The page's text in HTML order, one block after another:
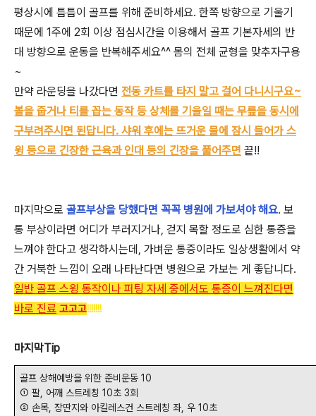
평상시에 틈틈이 골프를 위해 준비하세요. 한쪽 방향으로 기울기
때문에 1주에 2회 이상 점심시간을 이용해서 골프 기본자세의 반
대 방향으로 운동을 반복해주세요^^ 몸의 전체 균형을 맞추자구용
~
만약 라운딩을 나갔다면 전동 카트를 타지 말고 걸어 다니시구요~
볼을 줍거나 티를 꼽는 동작 등 상체를 기울일 때는 무릎을 동시에
구부려주시면 된답니다. 샤워 후에는 뜨거운 물에 잠시 들어가 스
윙 등으로 긴장한 근육과 인대 등의 긴장을 풀어주면 끝!!
마지막으로 골프부상을 당했다면 꼭꼭 병원에 가보셔야 해요. 보
통 부상이라면 어디가 부러지거나, 걷지 목할 정도로 심한 통증을
느껴야 한다고 생각하시는데, 가벼운 통증이라도 일상생활에서 약
간 거북한 느낌이 오래 나타난다면 병원으로 가보는 게 좋답니다.
일반 골프 스윙 동작이나 퍼팅 자세 중에서도 통증이 느껴진다면
바로 진료 고고고!!!!!!!
마지막Tip
골프 상해예방을 위한 준비운동 10
① 팔, 어깨 스트레칭 10초 3회
② 손목, 장딴지와 아킬레스건 스트레칭 좌, 우 10초